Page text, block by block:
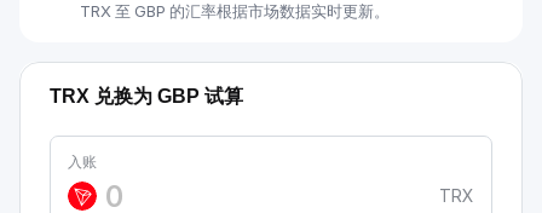
TRX 至 GBP 的汇率根据市场数据实时更新。
TRX 兑换为 GBP 试算
入账
TRX